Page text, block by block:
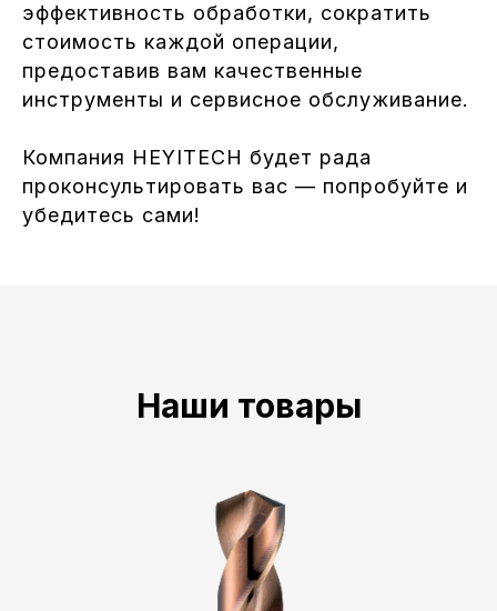
эффективность обработки, сократить
стоимость каждой операции,
предоставив вам качественные
инструменты и сервисное обслуживание.
Компания HEYITECH будет рада
проконсультировать вас — попробуйте и
убедитесь сами!
Наши товары